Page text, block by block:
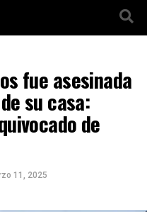
fue asesinada
su casa:
de
11, 2025